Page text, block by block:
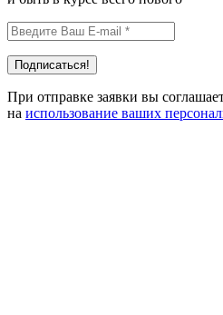
При отправке заявки вы
на использование ваших